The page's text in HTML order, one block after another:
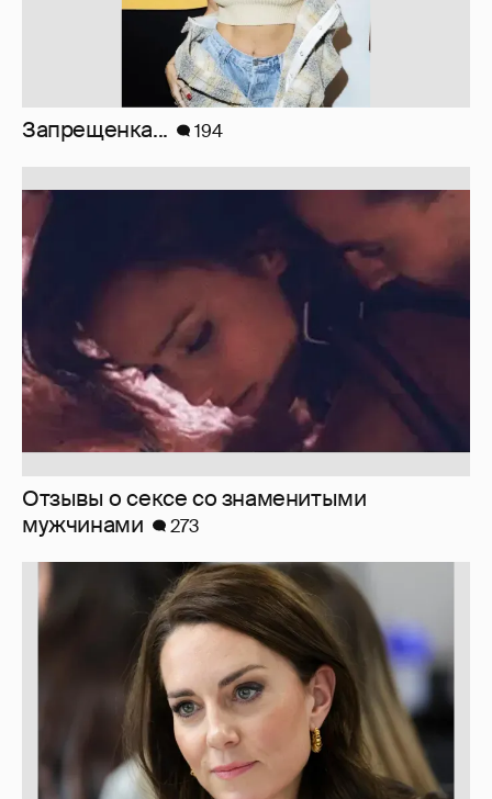
Марк Рош: "Кэтрин, принцесса Уэльская,
перенесла удаление матки и лечится от
рака толстого кишечника."
Зачем нам вообще платить налоги? (или:
как работают наши деньги, когда мы